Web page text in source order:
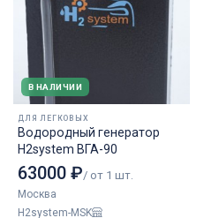
В НАЛИЧИИ
ДЛЯ ЛЕГКОВЫХ
Водородный генератор
H2system ВГА-90
63000 ₽/ от 1 шт.
Москва
H2system-MSK